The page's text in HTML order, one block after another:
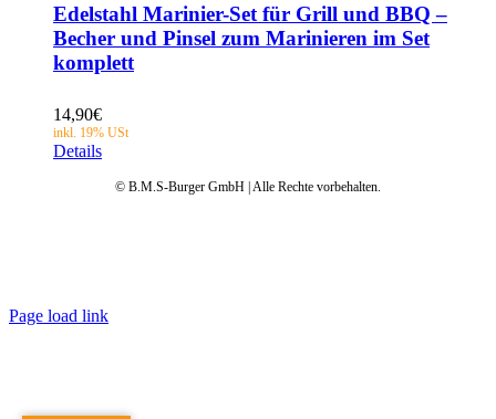
Edelstahl Marinier-Set für Grill und BBQ –
Becher und Pinsel zum Marinieren im Set
komplett
14,90€
Details
© B.M.S-Burger GmbH | Alle Rechte vorbehalten.
Page load link